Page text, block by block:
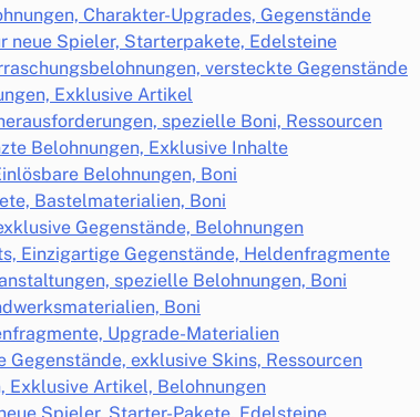
Charakter-Upgrades, Gegenstände
neue Spieler, Starterpakete, Edelsteine
versteckte Gegenstände
Exklusive Artikel
spezielle Boni, Ressourcen
Belohnungen, Exklusive Inhalte
Belohnungen, Boni
Bastelmaterialien, Boni
Gegenstände, Belohnungen
Einzigartige Gegenstände, Heldenfragmente
spezielle Belohnungen, Boni
Boni
Upgrade-Materialien
exklusive Skins, Ressourcen
Exklusive Artikel, Belohnungen